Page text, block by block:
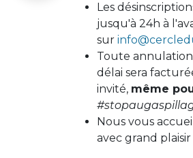
Les
jusqu'à 24h à
sur
Toute
délai sera
invité, même
Nous vous
avec grand